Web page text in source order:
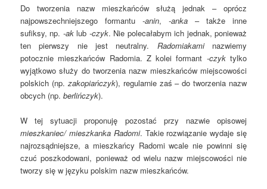
Do tworzenia nazw mieszkańców służą jednak – oprócz
najpowszechniejszego formantu-anin, -anka – także inne
sufiksy, np. -aklub -czyk. Nie polecałabym ich jednak, ponieważ
ten pierwszy nie jest neutralny. Radomiakaminazwiemy
potocznie mieszkańców Radomia. Z kolei formant -czyktylko
wyjątkowo służy do tworzenia nazw mieszkańców miejscowości
polskich (np.zakopiańczyk), regularnie zaś – do tworzenia nazw
obcych (np.berlińczyk).
W tej sytuacji proponuję pozostać przy nazwie opisowej
mieszkaniec/ mieszkanka Radomi. Takie rozwiązanie wydaje się
najrozsądniejsze, a mieszkańcy Radomi wcale nie powinni się
czuć poszkodowani, ponieważ od wielu nazw miejscowości nie
tworzy się w języku polskim nazw mieszkańców.